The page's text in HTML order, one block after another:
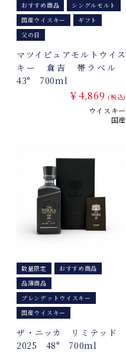
おすすめ商品
シングルモルト
国産ウイスキー
ギフト
父の日
マツイピュアモルトウイス
キー 倉吉 帯ラベル
43° 700ml
￥4,869 (税込)
ウイスキー
国産
数量限定
おすすめ商品
品薄商品
ブレンデットウイスキー
国産ウイスキー
ザ・ニッカ リミテッド
2025 48° 700ml